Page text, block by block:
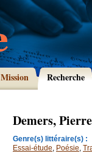
Mission Recherche
Demers, Pierre
Genre(s) littéraire(s) :
Essai-étude, Poésie,